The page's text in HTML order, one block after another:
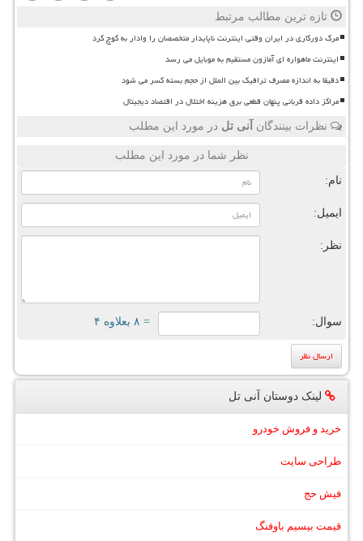
تازه ترین مطالب مرتبط
مرگ دورکاری در ایران وقتی اینترنت ناپایدار متخصصان را وادار به کوچ کرد
اینترنت ماهواره ای آمازون مستقیم به موبایل می رسد
دقیقا به اندازه مصرف ترافیک بین الملل از حجم بسته کسر می شود
مراکز داده قربانی پنهان قطعی برق هزینه اختلال در اقتصاد دیجیتال
نظرات بینندگان آنی تل در مورد این مطلب
نظر شما در مورد این مطلب
نام:
ایمیل:
نظر:
سوال: = ۸ بعلاوه ۴
لینک دوستان آنی تل
خرید و فروش خودرو
طراحی سایت
فیش حج
قیمت بیسیم باوفنگ